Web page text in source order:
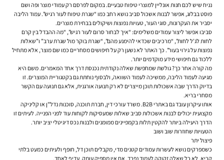
נניח שיש לכם חנות אונליין למוצרי טיפוח טבעיים. במקום לפרסם רק עמודי מוצר ופה ושם
פוסט בבלוג, אפשר לבנות אשכול סביב נושא רחב כמו “שגרת טיפוח לעור רגיש”. עמוד הליבה
יסביר את העקרונות, סוגי העור, טעויות נפוצות ושיקולים בבחירת מוצרים.
סביבו אפשר ליצור עמודים משלימים: “איך לבחור סרום לעור רגיש”, “מה ההבדל בין קרם
לחות לג'ל לחות”, “מרכיבים שכדאי להימנע מהם”, “שגרת בוקר מול שגרת ערב” ו”שאלות
נפוצות על גירוי בעור”. כך האתר לא נשען רק על חיפושים מסחריים כמו שם מוצר, אלא מתחיל
ללכוד גם חיפושי מידע מוקדמים יותר.
מה קורה אחר כך? גולשת שמחפשת שאלה נקודתית נכנסת דרך אחד המאמרים. משם היא
מגיעה לעמוד הליבה, ממשיכה לעמוד השוואה, ולבסוף נוחתת גם בקטגוריית המוצרים. זו
בדיוק הדרך שבה אשכולות תוכן מייצרים לא רק תנועה אורגנית, אלא גם תנועה עם הקשר
מסחרי בריא.
אותו עיקרון עובד גם באתרי B2B. משרד עורכי דין, חברת תוכנה, סוכנות נדל"ן או קליניקה
מקצועית יכולים לבנות אשכולות סביב שאלות שמעסיקות לקוחות עוד לפני הפנייה. לעיתים זו
הדרך היעילה ביותר להקטין תלות בקמפיינים ממומנים ולבנות נכס דיגיטלי יציב יותר.
הטעויות שחוזרות שוב ושוב
פיצול יתר
כשמפרקים נושא לעשרות עמודים קטנים מדי, מקבלים תוכן דל, חופף ולעיתים כמעט בלתי
קריא. לא כל שאלה זקוקה לעמוד נפרד. אם אין מספיק עומק, עדיף לאחד.